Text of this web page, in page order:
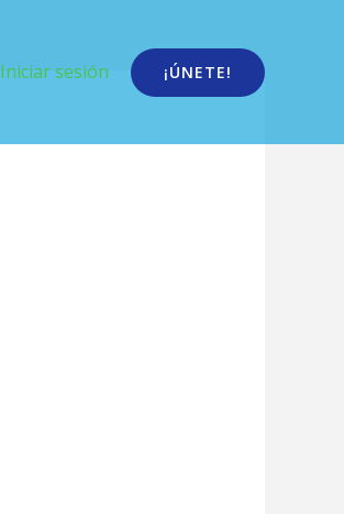
Iniciar sesión ¡ÚNETE!